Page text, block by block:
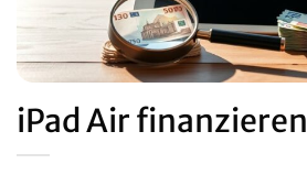
iPad Air finanzieren